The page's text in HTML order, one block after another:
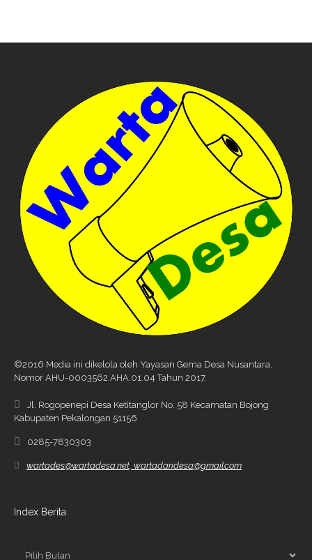
©2016 Media ini dikelola oleh Yayasan Gema Desa Nusantara.
Nomor AHU-0003562.AHA.01.04 Tahun 2017.
Jl. Rogopenepi Desa Ketitanglor No. 58 Kecamatan Bojong
Kabupaten Pekalongan 51156
0285-7830303
wartades@wartadesa.net, wartadaridesa@gmail.com
Index Berita